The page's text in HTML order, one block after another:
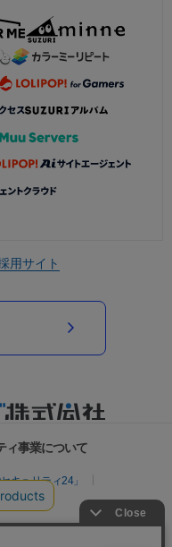
用サイト
ィ事業について
キュリティ24」